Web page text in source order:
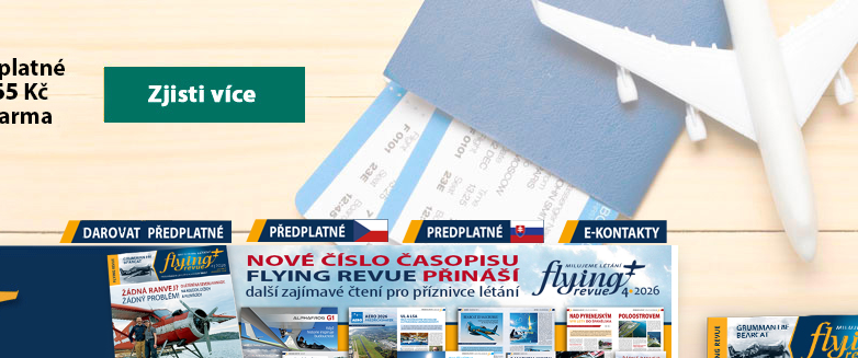
Darovat předplatné Předplatné Předplatné E-kontakty